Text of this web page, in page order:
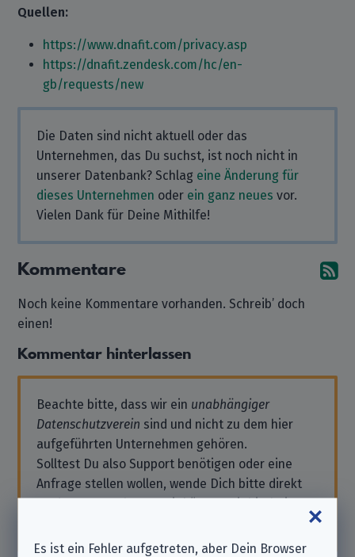
Quellen:
https://www.dnafit.com/privacy.asp
https://dnafit.zendesk.com/hc/en-
gb/requests/new
Die Daten sind nicht aktuell oder das
Unternehmen, das Du suchst, ist noch nicht in
unserer Datenbank? Schlag eine Änderung für
dieses Unternehmen oder ein ganz neues vor.
Vielen Dank für Deine Mithilfe!
Kommentare
Noch keine Kommentare vorhanden. Schreib’ doch
einen!
Kommentar hinterlassen
Beachte bitte, dass wir ein unabhängiger
Datenschutzverein sind und nicht zu dem hier
aufgeführten Unternehmen gehören.
Solltest Du also Support benötigen oder eine
Anfrage stellen wollen, wende Dich bitte direkt
an das Unternehmen. Wir können Dir hierbei
Es ist ein Fehler aufgetreten, aber Dein Browser